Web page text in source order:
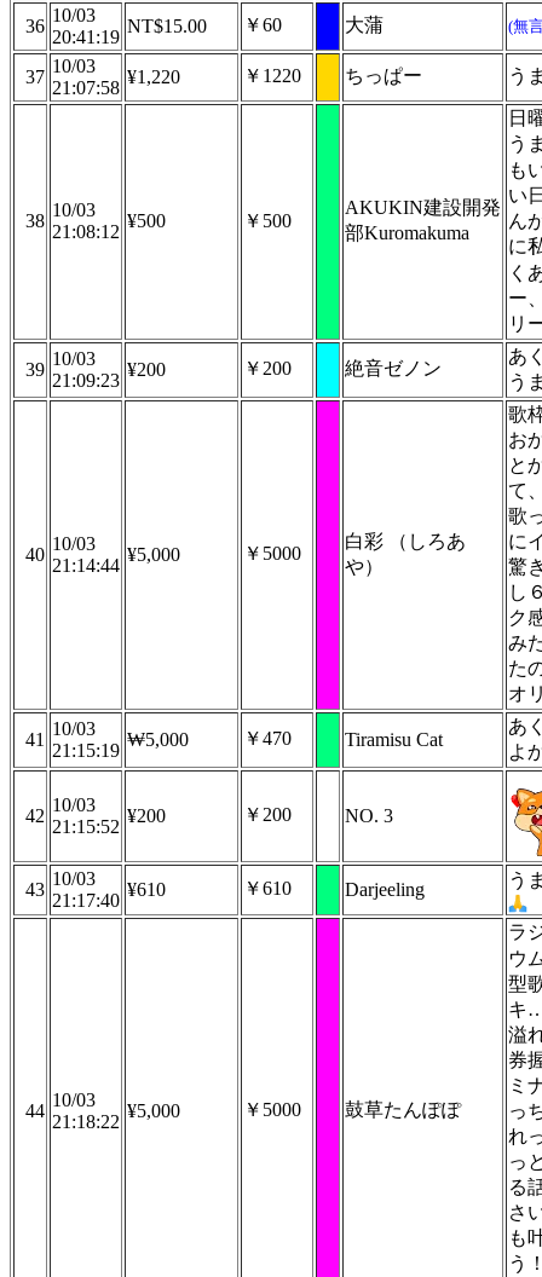
36
10/03
20:41:19
NT$15.00 ￥60 大蒲 (無
37
10/03
21:07:58
¥1,220 ￥1220 ちっぱー う
38
10/03
21:08:12
¥500 ￥500
AKUKIN建設開発
部Kuromakuma
日
う
も
い
ん
に
く
ー
リ
39
10/03
21:09:23
¥200 ￥200 絶音ゼノン
あ
う
40
10/03
21:14:44
¥5,000 ￥5000
白彩 （しろあ
や）
歌
お
と
て
歌
に
驚
し
ク
み
た
オ
41
10/03
21:15:19
₩5,000 ￥470 Tiramisu Cat
あ
よ
42
10/03
21:15:52
¥200 ￥200 NO. 3
43
10/03
21:17:40
¥610 ￥610 Darjeeling う
44
10/03
21:18:22
¥5,000 ￥5000 鼓草たんぽぽ
ラ
ウ
型
キ
溢
券
ミ
っ
れ
っ
る
さ
も
う